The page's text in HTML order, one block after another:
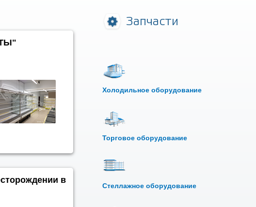
Запчасти
Холодильное оборудование
Торговое оборудование
Стеллажное оборудование
в